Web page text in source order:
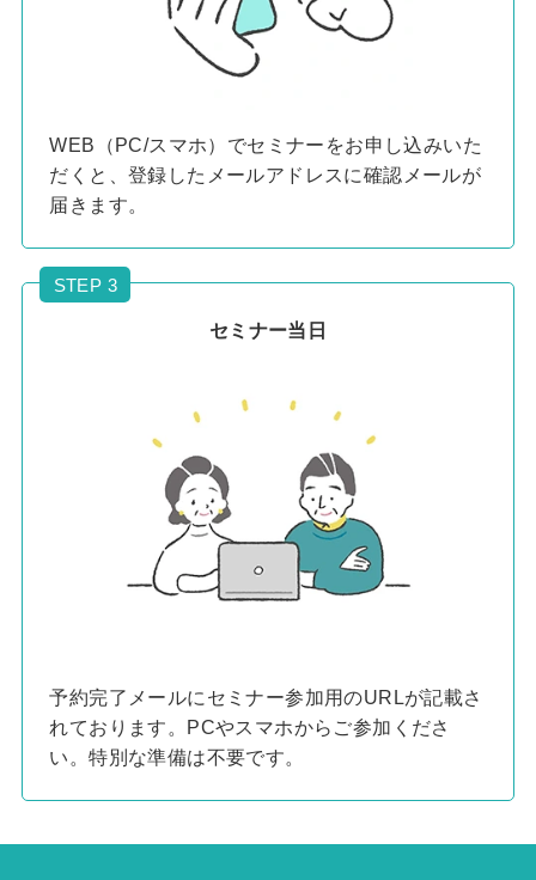
WEB（PC/スマホ）でセミナーをお申し込みいた
だくと、登録したメールアドレスに確認メールが
届きます。
STEP 3
セミナー当日
予約完了メールにセミナー参加用のURLが記載さ
れております。PCやスマホからご参加くださ
い。特別な準備は不要です。